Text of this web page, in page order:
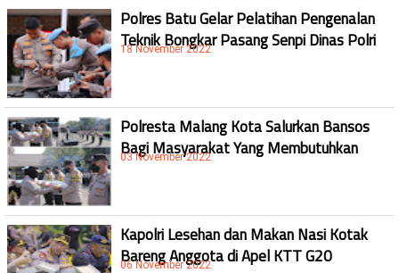
Polres Batu Gelar Pelatihan Pengenalan
Teknik Bongkar Pasang Senpi Dinas Polri
18 November 2022
Polresta Malang Kota Salurkan Bansos
Bagi Masyarakat Yang Membutuhkan
03 November 2022
Kapolri Lesehan dan Makan Nasi Kotak
Bareng Anggota di Apel KTT G20
06 November 2022